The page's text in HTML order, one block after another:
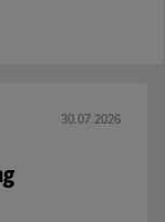
30.07.2026